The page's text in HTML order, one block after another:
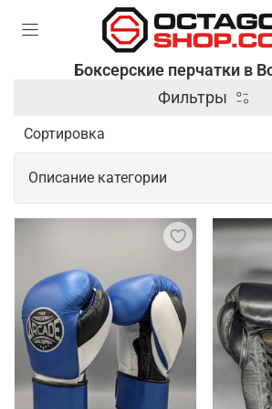
Боксерские перчатки в
Фильтры
Описание категории
Боксерские перчатки в
Боксерские перчатки –
которые используются в боксе и
единоборствах для защиты рук и
ударов. Они имеют жесткую
мягкую подкладку, чтобы
защитить костяшки пальцев и